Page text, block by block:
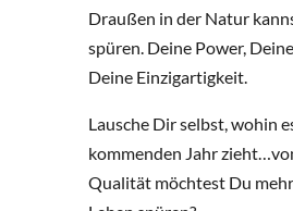
Draußen in der Natur
spüren. Deine Power,
Deine Einzigartigkeit.
Lausche Dir selbst, wohin
kommenden Jahr
Qualität möchtest Du